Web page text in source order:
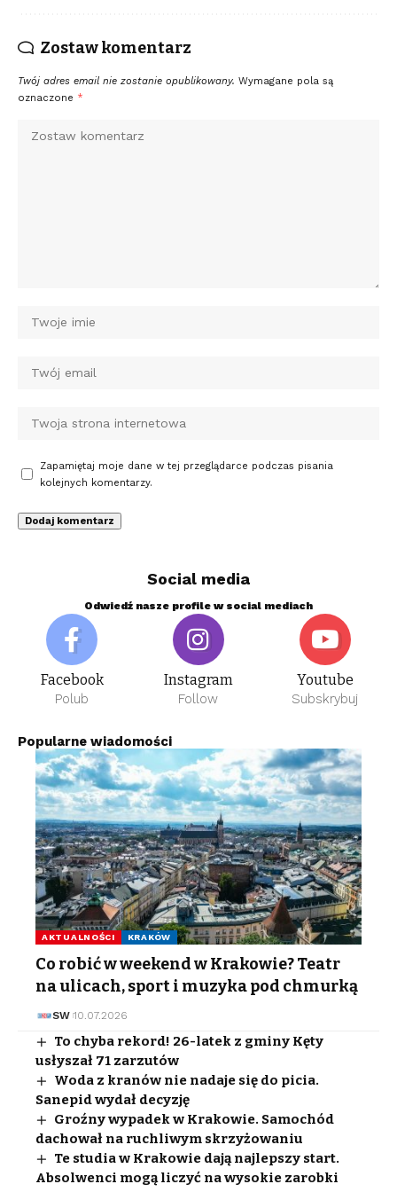
Zostaw komentarz
Twój adres email nie zostanie opublikowany. Wymagane pola są
oznaczone *
Zapamiętaj moje dane w tej przeglądarce podczas pisania
kolejnych komentarzy.
Social media
Odwiedź nasze profile w social mediach
Facebook
Polub
Instagram
Follow
Youtube
Subskrybuj
Popularne wiadomości
AKTUALNOŚCI KRAKÓW
Co robić w weekend w Krakowie? Teatr
na ulicach, sport i muzyka pod chmurką
SW 10.07.2026
To chyba rekord! 26-latek z gminy Kęty
usłyszał 71 zarzutów
Woda z kranów nie nadaje się do picia.
Sanepid wydał decyzję
Groźny wypadek w Krakowie. Samochód
dachował na ruchliwym skrzyżowaniu
Te studia w Krakowie dają najlepszy start.
Absolwenci mogą liczyć na wysokie zarobki